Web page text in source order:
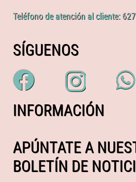
Teléfono de atención al cliente:
SÍGUENOS
INFORMACIÓN
APÚNTATE A
BOLETÍN DE